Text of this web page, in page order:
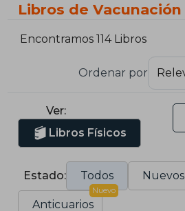
Libros de Vacunación
Encontramos 114 Libros
Ordenar por
Ver:
Libros Físicos
Estado: Todos Nuevos
Anticuarios
Nuevo